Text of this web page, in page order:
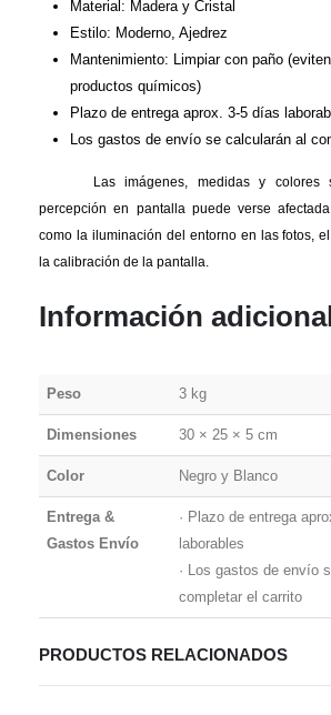
Material: Madera y Cristal
Estilo: Moderno, Ajedrez
Mantenimiento: Limpiar con paño
productos químicos)
Plazo de entrega aprox. 3-5 días
Los gastos de envío se calcularán al
Las imágenes, medidas y colores
percepción en pantalla puede verse
como la iluminación del entorno en las fotos,
la calibración de la pantalla.
Información
Peso 3 kg
Dimensiones 30 × 25 × 5 cm
Color Negro y Blanco
Entrega &
Gastos Envío
· Plazo de entrega
laborables
· Los gastos de envío
completar el carrito
PRODUCTOS RELACIONADOS